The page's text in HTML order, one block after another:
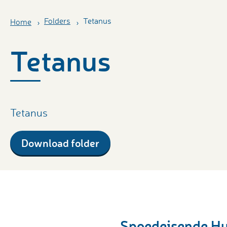
Home Folders Tetanus
Tetanus
Tetanus
Download folder